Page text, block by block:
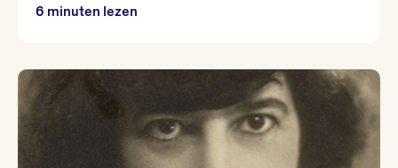
Yannick Dangre
Yentl van Stokkum
6 minuten lezen